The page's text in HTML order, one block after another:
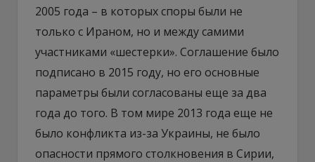
2005 года – в которых споры были не
только с Ираном, но и между самими
участниками «шестерки». Соглашение было
подписано в 2015 году, но его основные
параметры были согласованы еще за два
года до того. В том мире 2013 года еще не
было конфликта из-за Украины, не было
опасности прямого столкновения в Сирии,